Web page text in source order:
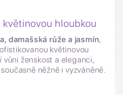
hloubkou
damašská růže a jasmín,
květinovou
ženskost a eleganci,
něžně i vyzváněně.